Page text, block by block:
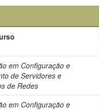
em Configuração e
de Servidores e
de Redes
em Configuração e